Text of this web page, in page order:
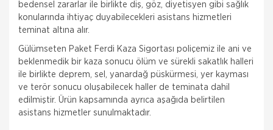
bedensel zararlar ile birlikte diş, göz, diyetisyen gibi sağlık
konularında ihtiyaç duyabilecekleri asistans hizmetleri
teminat altına alır.
Gülümseten Paket Ferdi Kaza Sigortası poliçemiz ile ani ve
beklenmedik bir kaza sonucu ölüm ve sürekli sakatlık halleri
ile birlikte deprem, sel, yanardağ püskürmesi, yer kayması
ve terör sonucu oluşabilecek haller de teminata dahil
edilmiştir. Ürün kapsamında ayrıca aşağıda belirtilen
asistans hizmetler sunulmaktadır.